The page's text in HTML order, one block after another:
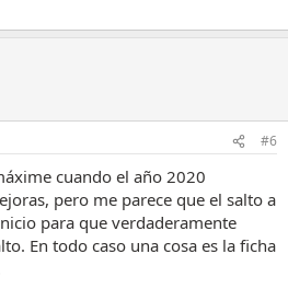
#6
cuando el año 2020
pero me parece que el salto a
para que verdaderamente
En todo caso una cosa es la ficha